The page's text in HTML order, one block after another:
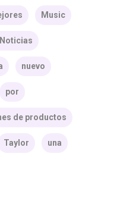
Music
nuevo
por
de productos
Taylor una